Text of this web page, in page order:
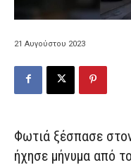
21 Αυγούστου 2023
Φωτιά ξέσπασε
ήχησε μήνυμα από